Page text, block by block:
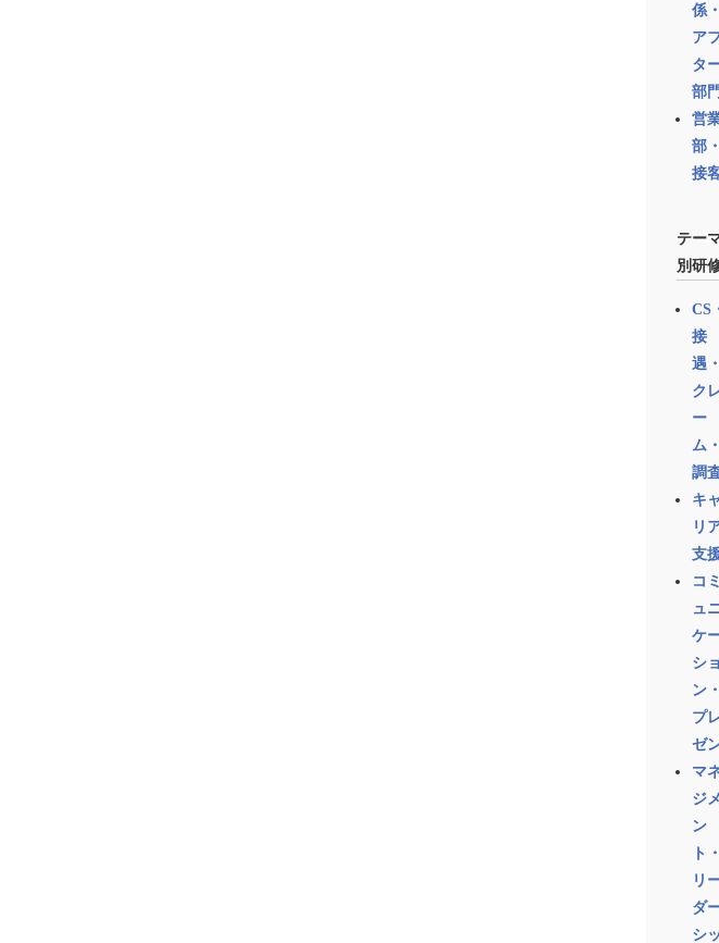
係
ア
タ
部
営
部
接
テー
別研
CS
接
遇
ク
ー
ム
調
キ
リ
支
コ
ュ
ケ
シ
ン
プ
ゼ
マ
ジ
ン
ト
リ
ダ
シ